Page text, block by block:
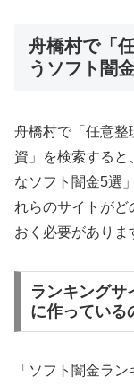
舟橋村で「
うソフト闇
舟橋村で「任意整
資」を検索すると
なソフト闇金5選
れらのサイトがど
おく必要がありま
ランキング
に作っている
「ソフト闇金ラ